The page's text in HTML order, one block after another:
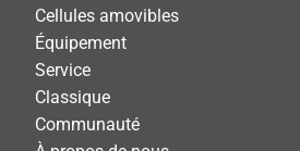
Cellules amovibles
Équipement
Service
Classique
Communauté